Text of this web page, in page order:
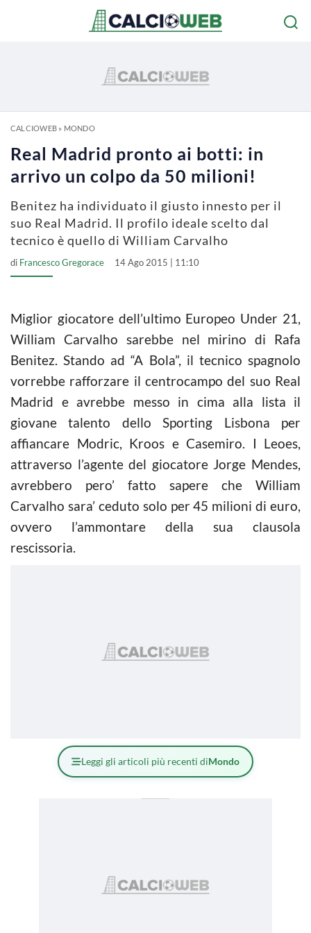
CALCIOWEB» MONDO
Real Madrid pronto ai botti: in
arrivo un colpo da 50 milioni!
Benitez ha individuato il giusto innesto per il
suo Real Madrid. Il profilo ideale scelto dal
tecnico è quello di William Carvalho
di Francesco Gregorace 14 Ago 2015 | 11:10
Miglior giocatore dell’ultimo Europeo Under 21,
William Carvalho sarebbe nel mirino di Rafa
Benitez. Stando ad “A Bola”, il tecnico spagnolo
vorrebbe rafforzare il centrocampo del suo Real
Madrid e avrebbe messo in cima alla lista il
giovane talento dello Sporting Lisbona per
affiancare Modric, Kroos e Casemiro. I Leoes,
attraverso l’agente del giocatore Jorge Mendes,
avrebbero pero’ fatto sapere che William
Carvalho sara’ ceduto solo per 45 milioni di euro,
ovvero l’ammontare della sua clausola
rescissoria.
Leggi gli articoli più recenti diMondo